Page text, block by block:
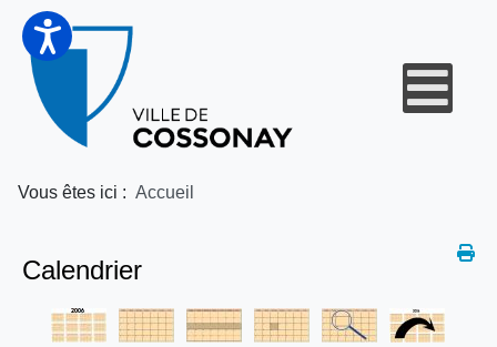
Vous êtes ici : Accueil
Calendrier